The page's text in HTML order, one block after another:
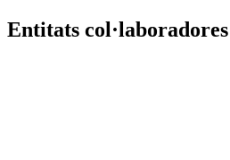
Entitats col·laboradores